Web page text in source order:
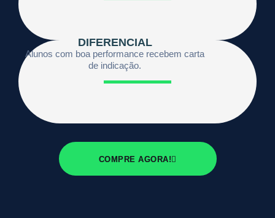
DIFERENCIAL
Alunos com boa performance recebem carta
de indicação.
COMPRE AGORA!